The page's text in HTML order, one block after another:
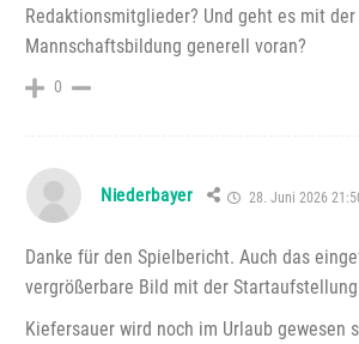
Redaktionsmitglieder? Und geht es mit der
Mannschaftsbildung generell voran?
0
Niederbayer 28. Juni 2026
Danke für den Spielbericht. Auch das
vergrößerbare Bild mit der
Kiefersauer wird noch im Urlaub gewesen